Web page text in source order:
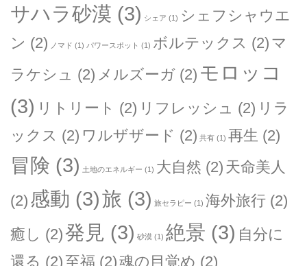
サハラ砂漠 (3) シェア (1) シェフシャウエ
ン (2) ノマド (1) パワースポット (1) ボルテックス (2) マ
ラケシュ (2) メルズーガ (2) モロッコ
(3) リトリート (2) リフレッシュ (2) リラ
ックス (2) ワルザザード (2) 共有 (1) 再生 (2)
冒険 (3) 土地のエネルギー (1) 大自然 (2) 天命美人
(2) 感動 (3)旅 (3) 旅セラピー (1) 海外旅行 (2)
癒し (2) 発見 (3) 砂漠 (1) 絶景 (3) 自分に
還る (2) 至福 (2)魂の目覚め (2)